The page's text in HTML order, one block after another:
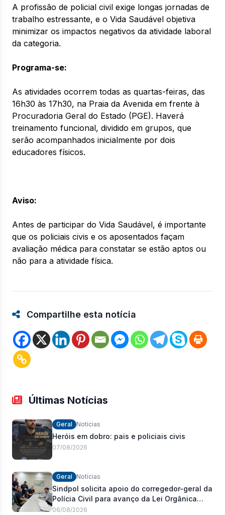
A profissão de policial civil exige longas jornadas de
trabalho estressante, e o Vida Saudável objetiva
minimizar os impactos negativos da atividade laboral
da categoria.
Programa-se:
As atividades ocorrem todas as quartas-feiras, das
16h30 às 17h30, na Praia da Avenida em frente à
Procuradoria Geral do Estado (PGE). Haverá
treinamento funcional, dividido em grupos, que
serão acompanhados inicialmente por dois
educadores físicos.
Aviso:
Antes de participar do Vida Saudável, é importante
que os policiais civis e os aposentados façam
avaliação médica para constatar se estão aptos ou
não para a atividade física.
Compartilhe esta notícia
Últimas Notícias
Geral Notícias
Heróis em dobro: pais e policiais civis
07/08/2026
Geral Notícias
Sindpol solicita apoio do corregedor-geral da
Polícia Civil para avanço da Lei Orgânica
Estadual
06/08/2026